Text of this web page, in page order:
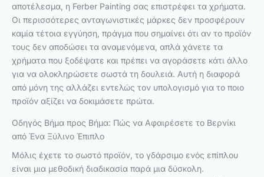
αποτέλεσμα, η Ferber Painting σας επιστρέφει τα χρήματα.
Οι περισσότερες ανταγωνιστικές μάρκες δεν προσφέρουν
καμία τέτοια εγγύηση, πράγμα που σημαίνει ότι αν το προϊόν
τους δεν αποδώσει τα αναμενόμενα, απλά χάνετε τα
χρήματα που ξοδέψατε και πρέπει να αγοράσετε κάτι άλλο
για να ολοκληρώσετε σωστά τη δουλειά. Αυτή η διαφορά
από μόνη της αλλάζει εντελώς τον υπολογισμό για το ποιο
προϊόν αξίζει να δοκιμάσετε πρώτα.
Οδηγός Βήμα προς Βήμα: Πώς να Αφαιρέσετε το Βερνίκι
από Ένα Ξύλινο Έπιπλο
Μόλις έχετε το σωστό προϊόν, το γδάρσιμο ενός επίπλου
είναι μια μεθοδική διαδικασία παρά μια δύσκολη.